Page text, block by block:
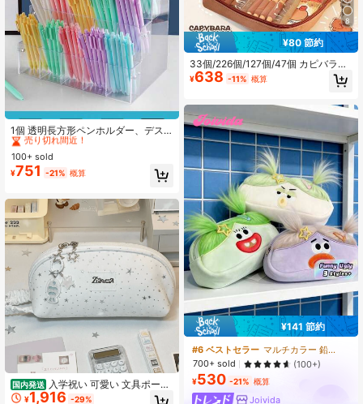
1個 透明長方形ペンホルダー、デス
クオーガナイザー、文房具店ディス
プレイスタンド、デスクトップ収
納、学校に戻る、学用品、ペンケー
ス、ペンポーチ、通学バッグ
#7 ベストセラー に 鉛筆ケース
売り切れ間近！
#7 ベストセラー に 鉛筆ケース
売り切れ間近！
#7 ベストセラー に 鉛筆ケース
売り切れ間近！
#7 ベストセラー に 鉛筆ケース
100+ sold
¥751 -21% 概算
国内発送 入学祝い 可愛い 文具ポーチ
多機能 筆箱 女の子 プチプラ 推し活
¥1,916 -29%
8
¥80 節約
33個/226個/127個/47個 カピバラ文
房具セット、かわいいカピバラペン
ケース、多層式学生文房具ボック
ローチなどのギフトアイテムが含ま
れます
¥638 -11% 概算
¥141 節約
#6 ベストセラー
マルチカラー 鉛筆バッグ
700+ sold
(100+)
¥530 -21% 概算
Joivida